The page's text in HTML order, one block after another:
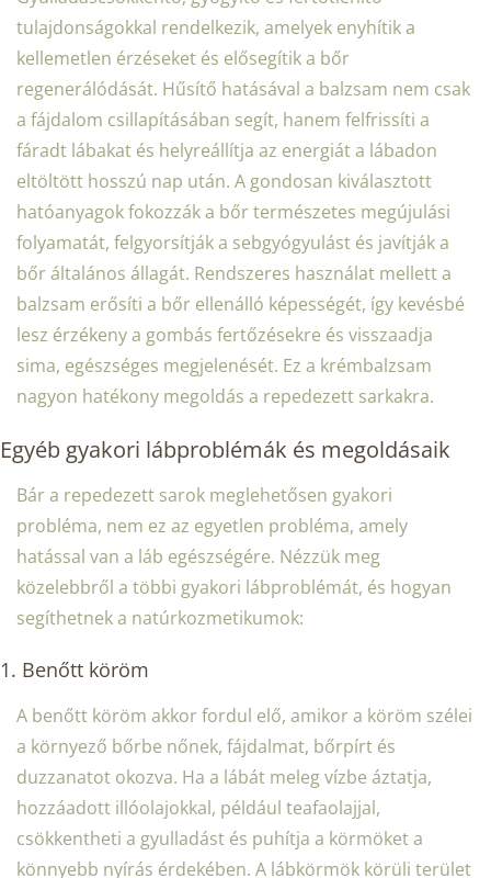
tulajdonságokkal rendelkezik, amelyek enyhítik a
kellemetlen érzéseket és elősegítik a bőr
regenerálódását. Hűsítő hatásával a balzsam nem csak
a fájdalom csillapításában segít, hanem felfrissíti a
fáradt lábakat és helyreállítja az energiát a lábadon
eltöltött hosszú nap után. A gondosan kiválasztott
hatóanyagok fokozzák a bőr természetes megújulási
folyamatát, felgyorsítják a sebgyógyulást és javítják a
bőr általános állagát. Rendszeres használat mellett a
balzsam erősíti a bőr ellenálló képességét, így kevésbé
lesz érzékeny a gombás fertőzésekre és visszaadja
sima, egészséges megjelenését. Ez a krémbalzsam
nagyon hatékony megoldás a repedezett sarkakra.
Egyéb gyakori lábproblémák és megoldásaik
Bár a repedezett sarok meglehetősen gyakori
probléma, nem ez az egyetlen probléma, amely
hatással van a láb egészségére. Nézzük meg
közelebbről a többi gyakori lábproblémát, és hogyan
segíthetnek a natúrkozmetikumok:
1. Benőtt köröm
A benőtt köröm akkor fordul elő, amikor a köröm szélei
a környező bőrbe nőnek, fájdalmat, bőrpírt és
duzzanatot okozva. Ha a lábát meleg vízbe áztatja,
hozzáadott illóolajokkal, például teafaolajjal,
csökkentheti a gyulladást és puhítja a körmöket a
könnyebb nyírás érdekében. A lábkörmök körüli terület